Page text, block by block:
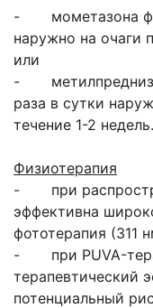
- мометазона
наружно на очаги
или
-
раза в сутки
течение 1-2 недель.
Физиотерапия
- при
эффективна
фототерапия (311
- при PUVA-
терапевтический
потенциальный